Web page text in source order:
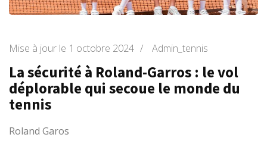
Mise à jour le 1 octobre 2024 / Admin_tennis
La sécurité à Roland-Garros : le vol
déplorable qui secoue le monde du
tennis
Roland Garos